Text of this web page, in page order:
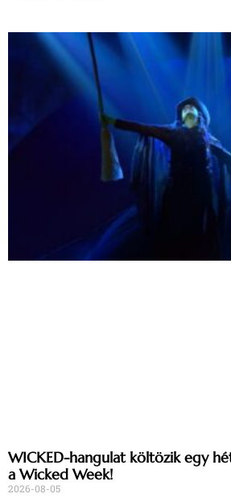
WICKED-hangulat költözik egy
a Wicked Week!
2026-08-05